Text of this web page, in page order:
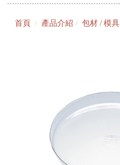
首頁 產品介紹 包材 / 模具